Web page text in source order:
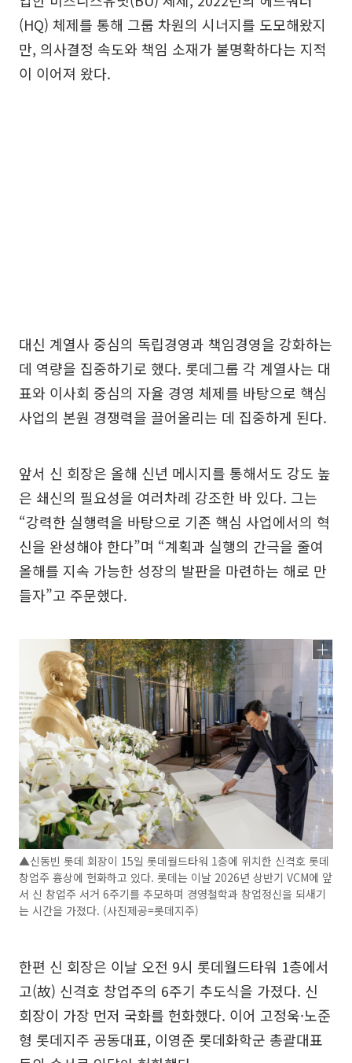
(HQ) 체제를 통해 그룹 차원의 시너지를 도모해왔지
만, 의사결정 속도와 책임 소재가 불명확하다는 지적
이 이어져 왔다.
대신 계열사 중심의 독립경영과 책임경영을 강화하는
데 역량을 집중하기로 했다. 롯데그룹 각 계열사는 대
표와 이사회 중심의 자율 경영 체제를 바탕으로 핵심
사업의 본원 경쟁력을 끌어올리는 데 집중하게 된다.
앞서 신 회장은 올해 신년 메시지를 통해서도 강도 높
은 쇄신의 필요성을 여러차례 강조한 바 있다. 그는
“강력한 실행력을 바탕으로 기존 핵심 사업에서의 혁
신을 완성해야 한다”며 “계획과 실행의 간극을 줄여
올해를 지속 가능한 성장의 발판을 마련하는 해로 만
들자”고 주문했다.
▲신동빈 롯데 회장이 15일 롯데월드타워 1층에 위치한 신격호 롯데
창업주 흉상에 헌화하고 있다. 롯데는 이날 2026년 상반기 VCM에 앞
서 신 창업주 서거 6주기를 추모하며 경영철학과 창업정신을 되새기
는 시간을 가졌다. (사진제공=롯데지주)
한편 신 회장은 이날 오전 9시 롯데월드타워 1층에서
고(故) 신격호 창업주의 6주기 추도식을 가졌다. 신
회장이 가장 먼저 국화를 헌화했다. 이어 고정욱·노준
형 롯데지주 공동대표, 이영준 롯데화학군 총괄대표